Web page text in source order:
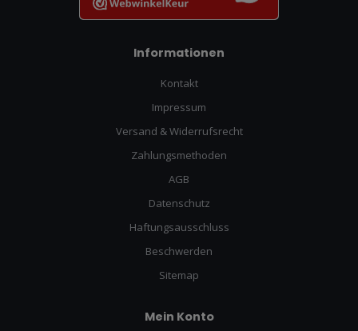
Informationen
Kontakt
Impressum
Versand & Widerrufsrecht
Zahlungsmethoden
AGB
Datenschutz
Haftungsausschluss
Beschwerden
Sitemap
Mein Konto